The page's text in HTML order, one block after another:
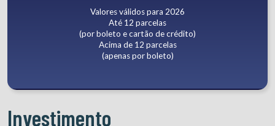
Valores válidos para 2026
Até 12 parcelas
(por boleto e cartão de crédito)
Acima de 12 parcelas
(apenas por boleto)
Investimento